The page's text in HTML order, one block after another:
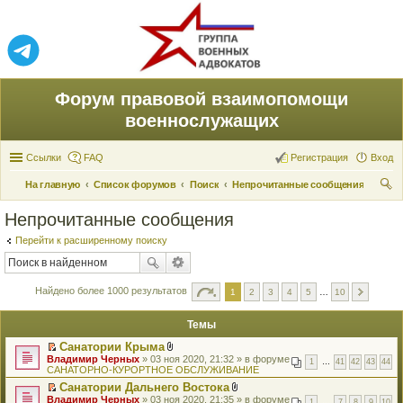
Форум правовой взаимопомощи
военнослужащих
Ссылки FAQ Вход
Регистрация
На главную Список форумов Поиск
Непрочитанные сообщения
Непрочитанные сообщения
Перейти к расширенному поиску
Найдено более 1000 результатов 1 2 3 4 5 10
Темы
П
е
р
е
й
Санатории Крыма
В
л
о
ж
е
1 41 42 43 44
Владимир Черных » 03 ноя 2020, 21:32 » в форуме
САНАТОРНО-КУРОРТНОЕ ОБСЛУЖИВАНИЕ
П
Санатории Дальнего Востока
В
Владимир Черных » 03 ноя 2020, 21:35 » в форуме